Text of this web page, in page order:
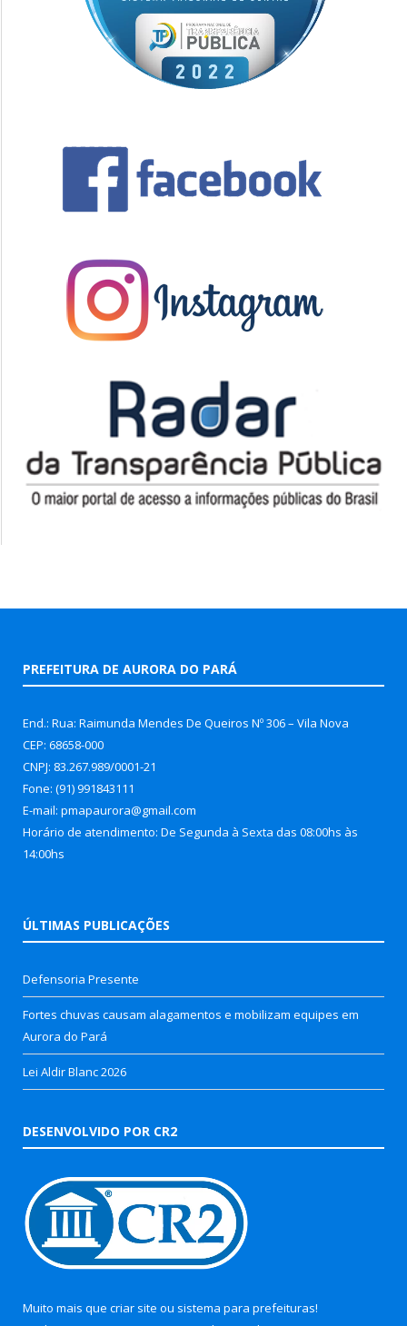
PREFEITURA DE AURORA DO PARÁ
End.: Rua: Raimunda Mendes De Queiros Nº 306 – Vila Nova
CEP: 68658-000
CNPJ: 83.267.989/0001-21
Fone: (91) 991843111
E-mail: pmapaurora@gmail.com
Horário de atendimento: De Segunda à Sexta das 08:00hs às
14:00hs
ÚLTIMAS PUBLICAÇÕES
Defensoria Presente
Fortes chuvas causam alagamentos e mobilizam equipes em
Aurora do Pará
Lei Aldir Blanc 2026
DESENVOLVIDO POR CR2
Muito mais que criar site ou sistema para prefeituras!